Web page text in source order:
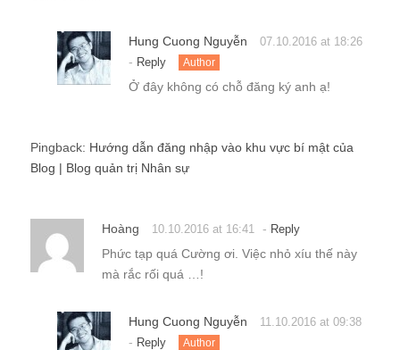
Hung Cuong Nguyễn 07.10.2016 at 18:26
- Reply Author
Ở đây không có chỗ đăng ký anh ạ!
Pingback: Hướng dẫn đăng nhập vào khu vực bí mật của
Blog | Blog quản trị Nhân sự
Hoàng 10.10.2016 at 16:41 - Reply
Phức tạp quá Cường ơi. Việc nhỏ xíu thế này
mà rắc rối quá …!
Hung Cuong Nguyễn 11.10.2016 at 09:38
- Reply Author